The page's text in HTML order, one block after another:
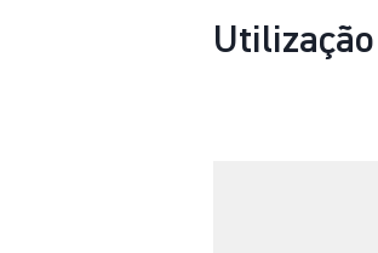
Utilização